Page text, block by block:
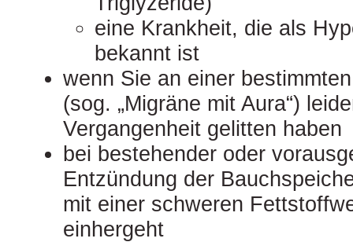
eine Krankheit, die als
bekannt ist
wenn Sie an einer
(sog. „Migräne mit Aura“)
Vergangenheit gelitten haben
bei bestehender oder
Entzündung der
mit einer schweren
einhergeht